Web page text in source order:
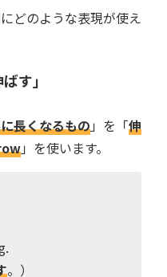
どのような表現が使え
す」
長くなるもの」を「伸
」を使います。
。）